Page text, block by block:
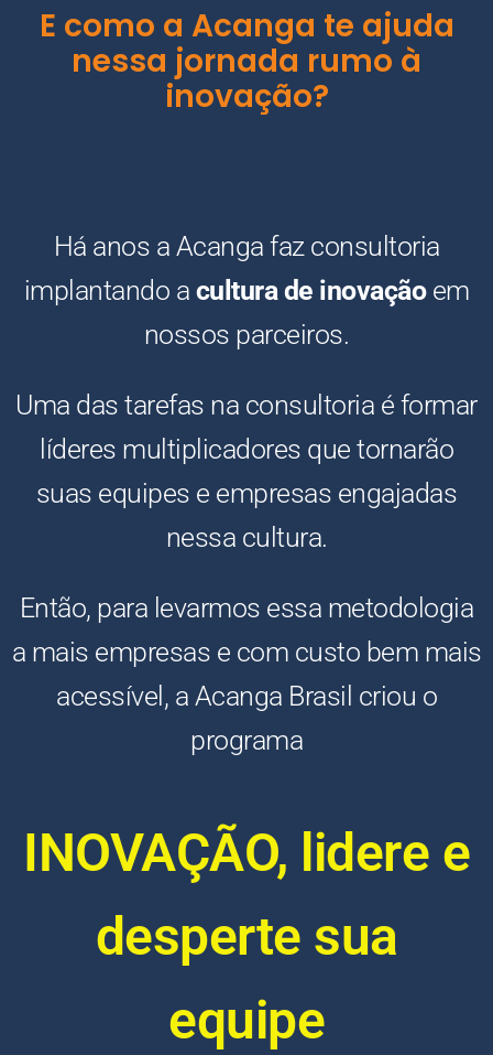
E como a Acanga te ajuda
nessa jornada rumo à
inovação?
Há anos a Acanga faz consultoria
implantando a cultura de inovaçãoem
nossos parceiros.
Uma das tarefas na consultoria é formar
líderes multiplicadores que tornarão
suas equipes e empresas engajadas
nessa cultura.
Então, para levarmos essa metodologia
a mais empresas e com custo bem mais
acessível, a Acanga Brasil criou o
programa
INOVAÇÃO, lidere e
desperte sua
equipe